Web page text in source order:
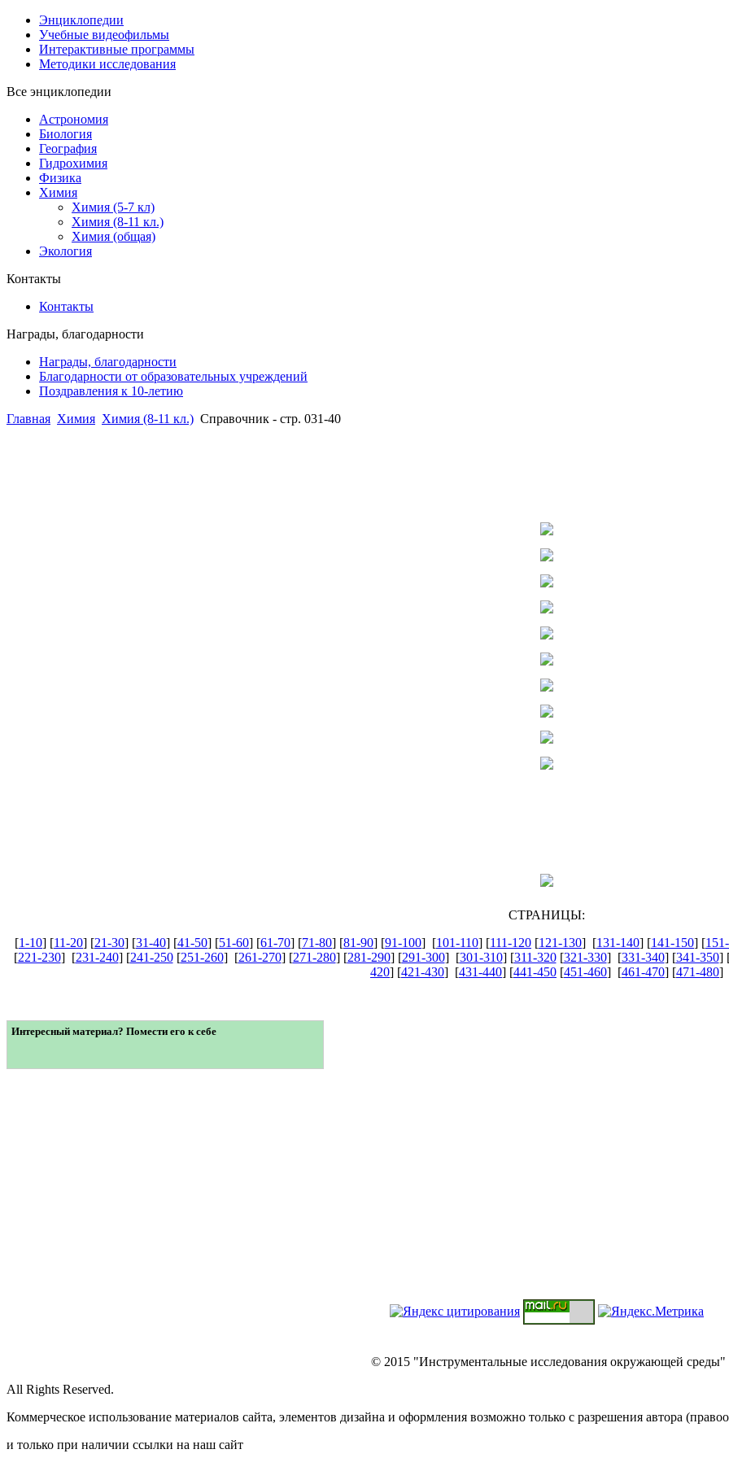
Энциклопедии
Учебные видеофильмы
Интерактивные программы
Методики исследования
Все энциклопедии
Астрономия
Биология
География
Гидрохимия
Физика
Химия
Химия (5-7 кл)
Химия (8-11 кл.)
Химия (общая)
Экология
Контакты
Контакты
Награды, благодарности
Награды, благодарности
Благодарности от образовательных учреждений
Поздравления к 10-летию
Главная Химия Химия (8-11 кл.) Справочник - стр. 031-40
СТРАНИЦЫ:
[1-10] [11-20] [21-30] [31-40] [41-50] [51-60] [61-70] [71-80] [81-90] [91-100] [101-110] [111-120 [121-130] [131-140] [141-150] [
[221-230] [231-240] [241-250[251-260] [261-270] [271-280] [281-290] [291-300] [301-310] [311-320[321-330] [331-340] [341-350]
420] [421-430] [431-440] [441-450 [451-460] [461-470] [471-480]
Интересный материал? Помести его к себе
© 2015 "Инструментальные исследования окружающей среды"
All Rights Reserved.
Коммерческое использование материалов сайта, элементов дизайна и оформления возможно только с разрешения автора
и только при наличии ссылки на наш сайт